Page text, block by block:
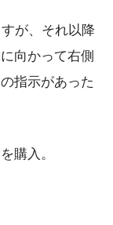
が、それ以降
向かって右側
指示があった
購入。